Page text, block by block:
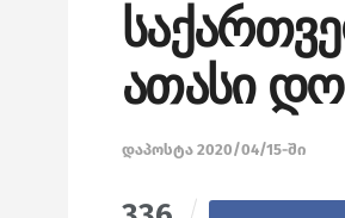
ათასი
დაპოსტა 2020/04/15-ში